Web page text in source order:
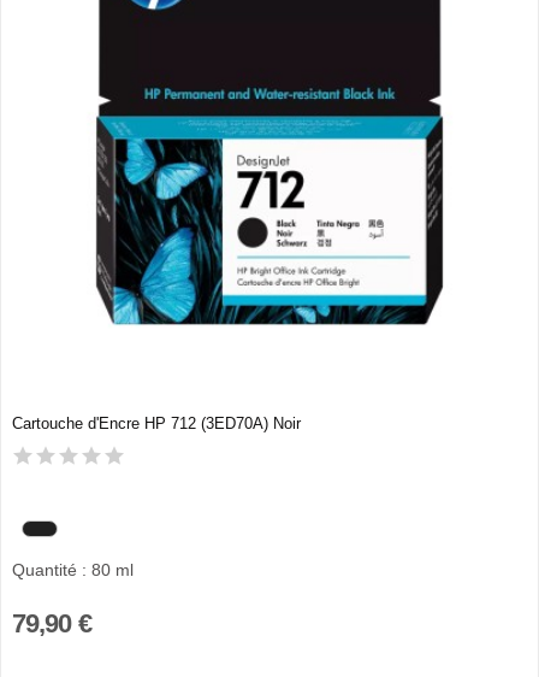
Cartouche d'Encre HP 712 (3ED70A) Noir
Quantité : 80 ml
79,90 €